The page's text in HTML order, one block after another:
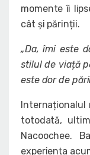
momente îi
cât și părinții.
„Da, îmi este
stilul de viață
este dor de
Internaționalul
totodată,
Nacoochee.
experiența